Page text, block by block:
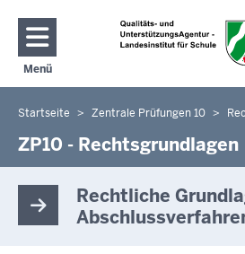
Direkt zum
Menü
Navigation aktivieren/deaktivieren:
Sie
befinden
hier
Startseite Zentrale Prüfungen 10
ZP10 - Rechtsgrundlagen
Rechtliche